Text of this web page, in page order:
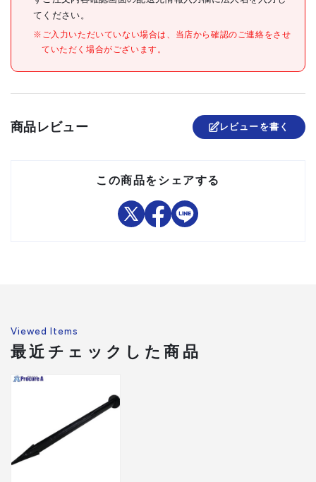
がございますのでご使用の際
組立品
てください。
※ご入力いただいていない場合は、当店から確認のご連絡をさせ
ていただく場合がございます。
商品レビュー レビューを書く
この商品をシェアする
Viewed Items
最近チェックした商品